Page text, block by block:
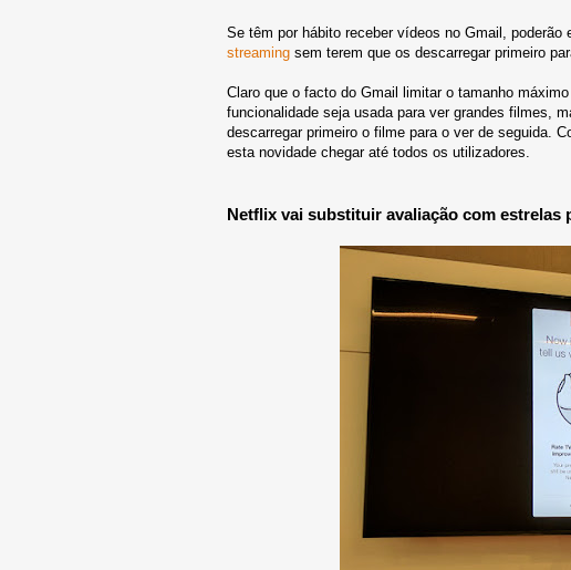
Se têm por hábito receber vídeos no Gmail, poderão
streaming sem terem que os descarregar primeiro
Claro que o facto do Gmail limitar o tamanho
funcionalidade seja usada para ver grandes filmes,
descarregar primeiro o filme para o ver de seguida.
esta novidade chegar até todos os utilizadores.
Netflix vai substituir avaliação com